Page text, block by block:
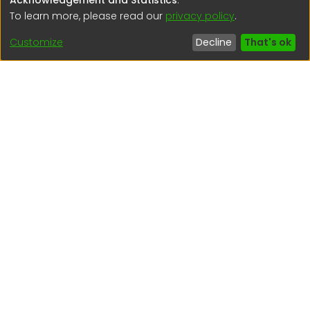
Calle Calatrava N° 216 , Urb. Camino Real - La Molina -
Lima - Lima - Perú
regen@igp.gob.pe
To learn more, please read our privacy policy.
Customize
Decline That's ok